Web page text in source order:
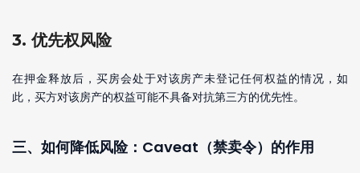
3. 优先权风险
在押金释放后，买房会处于对该房产未登记任何权益的情况，如
此，买方对该房产的权益可能不具备对抗第三方的优先性。
三、如何降低风险：Caveat（禁卖令）的作用